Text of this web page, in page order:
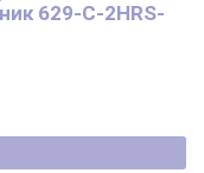
629-C-2HRS-